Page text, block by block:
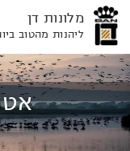
דלג
לאזור
תפריט
דלג
לתוכן
המרכזי
דלג
לאזור
תפריט
מלונות דן
ליהנות מהטוב